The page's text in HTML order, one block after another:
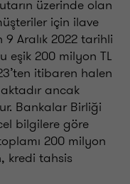
üzerinde olan
için ilave
9 Aralık 2022 tarihli
eşik 200 milyon TL
itibaren halen
ancak
Bankalar Birliği
bilgilere göre
200 milyon
kredi tahsis